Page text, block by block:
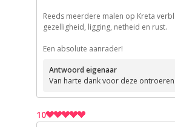
Kortom, het was terug een10
Reeds meerdere malen op Kreta
gezelligheid, ligging, netheid en rust.
Een absolute aanrader!
Antwoord eigenaar
Van harte dank voor deze
10